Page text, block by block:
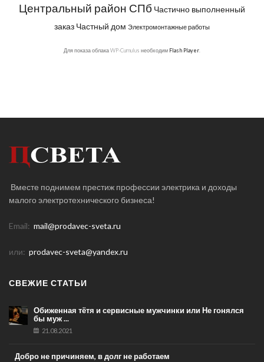
Центральный район СПб Частично выполненный
заказ Частный дом Электромонтажные работы
Для показа облака WP-Cumulus необходим Flash Player
Вместе поднимем престиж профессии электрика и доходы
малого электротехнического бизнеса!
Email: mail@prodavec-sveta.ru
или: prodavec-sveta@yandex.ru
СВЕЖИЕ СТАТЬИ
Обиженная тётя и сервисные мужчинки или Не гонялся
бы муж ...
21.08.2021
Добро не причиняем, в долг не работаем